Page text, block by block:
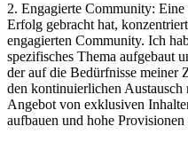
2. Engagierte Community:
Erfolg gebracht hat,
engagierten Community. Ich
spezifisches Thema aufgebaut
der auf die Bedürfnisse meiner
den kontinuierlichen
Angebot von exklusiven
aufbauen und hohe